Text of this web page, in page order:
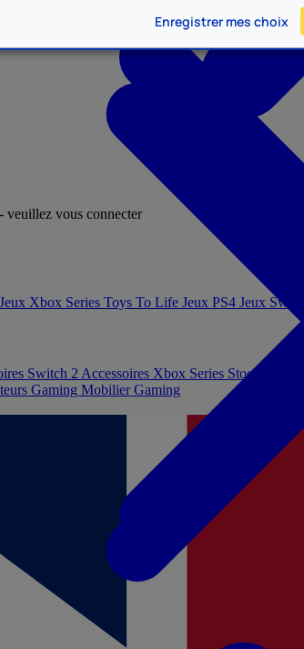
Enregistrer mes choix
veuillez vous connecter
Jeux Xbox Series Toys To Life Jeux PS4 Jeux
Switch 2 Accessoires Xbox Series Stockage et
Gaming Mobilier Gaming